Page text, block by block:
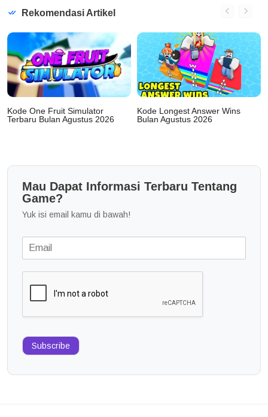
Rekomendasi Artikel
Kode One Fruit Simulator
Terbaru Bulan Agustus 2026
Kode Longest Answer Wins
Bulan Agustus 2026
Mau Dapat Informasi Terbaru Tentang
Game?
Yuk isi email kamu di bawah!
Subscribe